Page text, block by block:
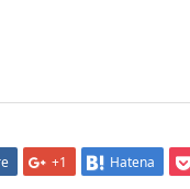
+1 Hatena